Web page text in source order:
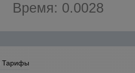
Время: 0.0028
Тарифы